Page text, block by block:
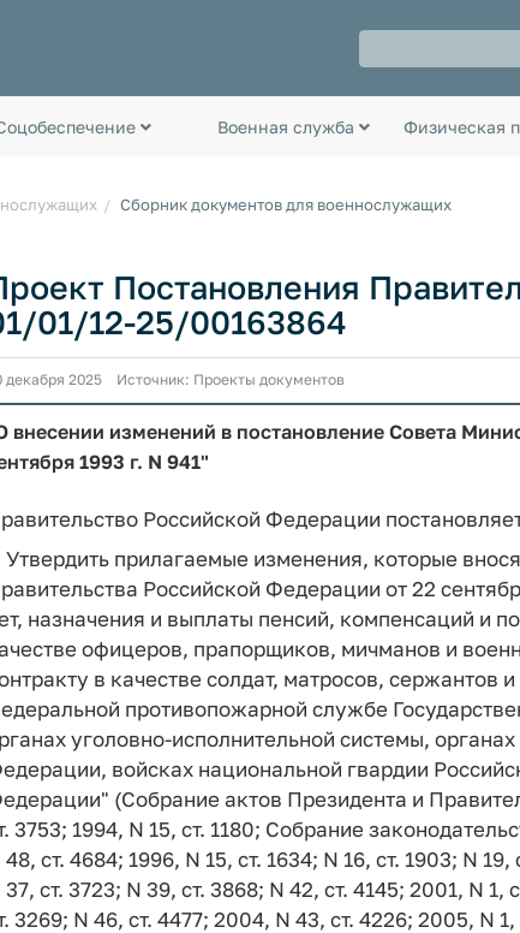
Военная служба Физическая
Сборник документов для военнослужащих
Постановления
01/12-25/00163864
декабря 2025 Источник: Проекты документов
внесении изменений в постановление Совета
1993 г. N 941"
Российской Федерации
Утвердить прилагаемые изменения, которые
Российской Федерации от 22
назначения и выплаты пенсий, компенсаций и
офицеров, прапорщиков, мичманов и
в качестве солдат, матросов, сержантов
противопожарной службе
уголовно-исполнительной системы,
войсках национальной гвардии
(Собрание актов Президента и
3753; 1994, N 15, ст. 1180; Собрание
48, ст. 4684; 1996, N 15, ст. 1634; N 16, ст. 1903; N
37, ст. 3723; N 39, ст. 3868; N 42, ст. 4145; 2001, N
3269; N 46, ст. 4477; 2004, N 43, ст. 4226; 2005, N